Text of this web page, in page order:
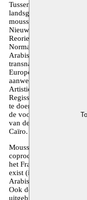
Tussen 2011 en 2014
landsgrenzen met het
moussem.eu, in
Nieuw Amsterdam,
Reorient en het Centre
Normandie. In de
Arabisch-Europese
transnationale initiatief
Europese artiesten met
aanwezigheid van niet-
Artistieke autonomie
Regisseur Sabri Saad
te doen met zijn liefde
de voorbereidingen van
van de Egyptische
Caïro. Het maakt zijn
Moussem.eu kent een
coproducties met
het Franse Festival
exist (in some way) van
Arabisch-Europees
Ook de theatercreatie
uitgebreide tournee met